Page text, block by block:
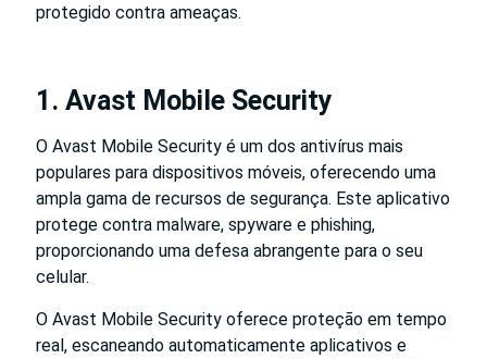
protegido contra ameaças.
1. Avast Mobile Security
O Avast Mobile Security é um dos antivírus mais
populares para dispositivos móveis, oferecendo uma
ampla gama de recursos de segurança. Este aplicativo
protege contra malware, spyware e phishing,
proporcionando uma defesa abrangente para o seu
celular.
O Avast Mobile Security oferece proteção em tempo
real, escaneando automaticamente aplicativos e